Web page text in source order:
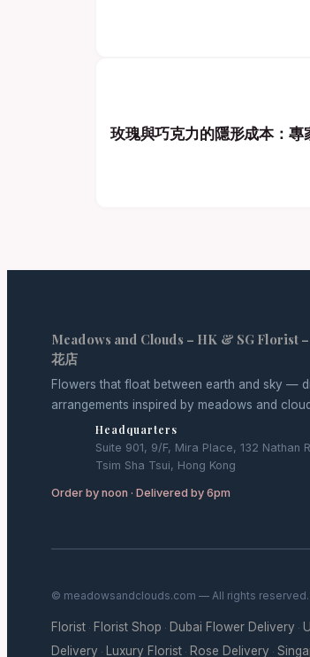
玫瑰與巧克力的隱形成本：
Meadows and Clouds – HK & SG Florist
花店
Flowers that float between earth and sky —
arrangements inspired by meadows and
Headquarters
Suite 901, 9/F, Mira Place, 132 Nathan
Tsim Sha Tsui, Hong Kong
Order by noon · Delivered by 6pm
© meadowsandclouds.com — All rights
Florist · Florist Shop · Dubai Flower Delivery ·
Delivery · Luxury Florist · Rose Delivery ·